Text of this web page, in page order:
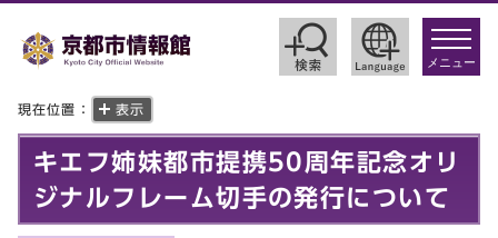
toggle
メニュー
現在位置： 表示
キエフ姉妹都市提携50周年記念オリ
ジナルフレーム切手の発行について